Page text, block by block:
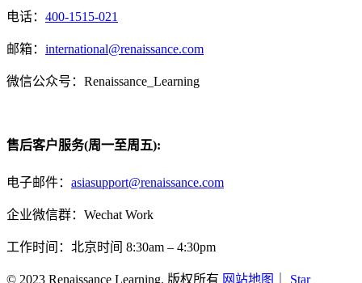
电话： 400-1515-021
邮箱： international@renaissance.com
微信公众号：Renaissance_Learning
售后客户服务(周一至周五):
电子邮件： asiasupport@renaissance.com
企业微信群：Wechat Work
工作时间：北京时间 8:30am – 4:30pm
© 2023 Renaissance Learning. 版权所有 网站地图 Star